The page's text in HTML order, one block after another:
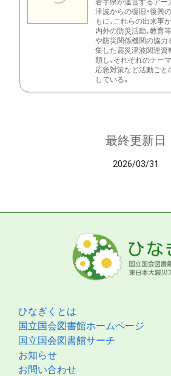
岩手県が運営するアー
津波からの復旧・復興
もに、これらの出来事
内外の防災活動、教育
や防災関係機関の協力
集した震災津波関連資
類し、それぞれのテー
応急対策など活動ご
している。
最終更新日
2026/03/31
ひなぎくとは
国立国会図書館ホームページ
国立国会図書館サーチ
お知らせ
お問い合わせ